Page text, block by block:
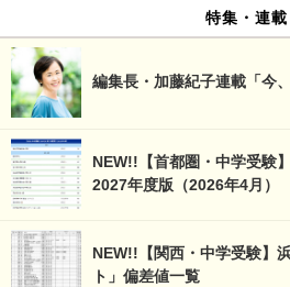
特集・連載
編集長・加藤紀子連載「今
NEW!!【首都圏・中学受験
2027年度版（2026年4月）
NEW!!【関西・中学受験】
ト」偏差値一覧